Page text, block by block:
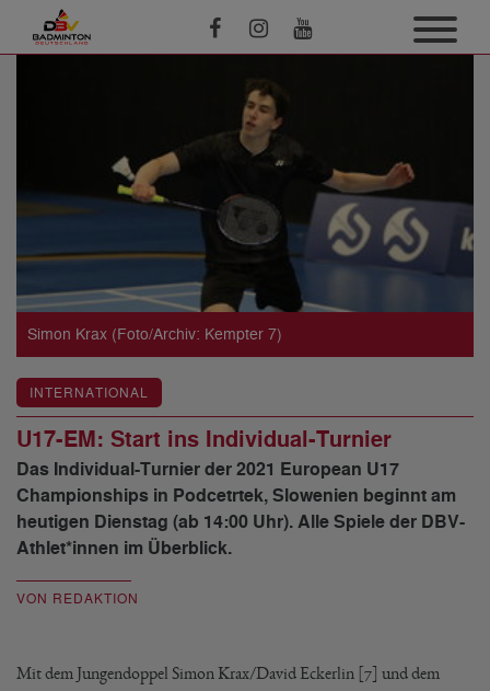
Simon Krax (Foto/Archiv: Kempter 7)
INTERNATIONAL
U17-EM: Start ins Individual-Turnier
Das Individual-Turnier der 2021 European U17
Championships in Podcetrtek, Slowenien beginnt am
heutigen Dienstag (ab 14:00 Uhr). Alle Spiele der DBV-
Athlet*innen im Überblick.
VON REDAKTION
Mit dem Jungendoppel Simon Krax/David Eckerlin [7] und dem